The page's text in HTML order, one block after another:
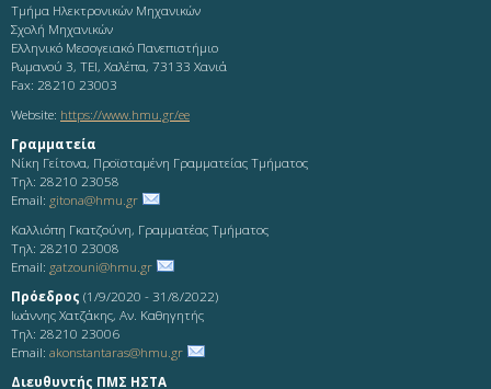
Τμήμα Ηλεκτρονικών Μηχανικών
Σχολή Μηχανικών
Ελληνικό Μεσογειακό Πανεπιστήμιο
Ρωμανού 3, ΤΕΙ, Χαλέπα, 73133 Χανιά
Fax: 28210 23003
Website: https://www.hmu.gr/ee
Γραμματεία
Νίκη Γείτονα, Προϊσταμένη Γραμματείας Τμήματος
Τηλ: 28210 23058
Email: gitona@hmu.gr
Καλλιόπη Γκατζούνη, Γραμματέας Τμήματος
Τηλ: 28210 23008
Email: gatzouni@hmu.gr
Πρόεδρος (1/9/2020 - 31/8/2022)
Ιωάννης Χατζάκης, Αν. Καθηγητής
Τηλ: 28210 23006
Email: akonstantaras@hmu.gr
Διευθυντής ΠΜΣ ΗΣΤΑ